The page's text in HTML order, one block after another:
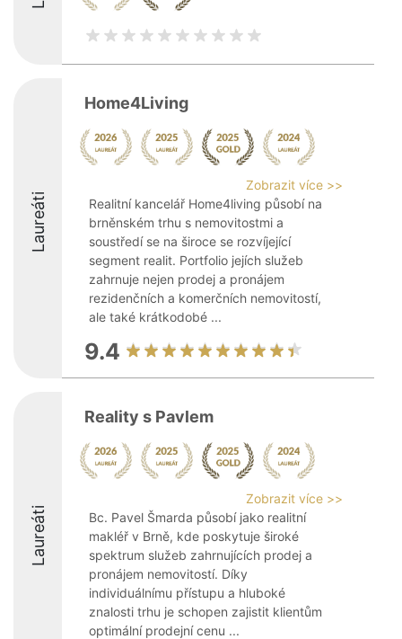
Laureáti
Home4Living
Zobrazit více >>
Realitní kancelář Home4living působí na
brněnském trhu s nemovitostmi a
soustředí se na široce se rozvíjející
segment realit. Portfolio jejích služeb
zahrnuje nejen prodej a pronájem
rezidenčních a komerčních nemovitostí,
ale také krátkodobé ...
9.4
Laureáti
Reality s Pavlem
Zobrazit více >>
Bc. Pavel Šmarda působí jako realitní
makléř v Brně, kde poskytuje široké
spektrum služeb zahrnujících prodej a
pronájem nemovitostí. Díky
individuálnímu přístupu a hluboké
znalosti trhu je schopen zajistit klientům
optimální prodejní cenu ...